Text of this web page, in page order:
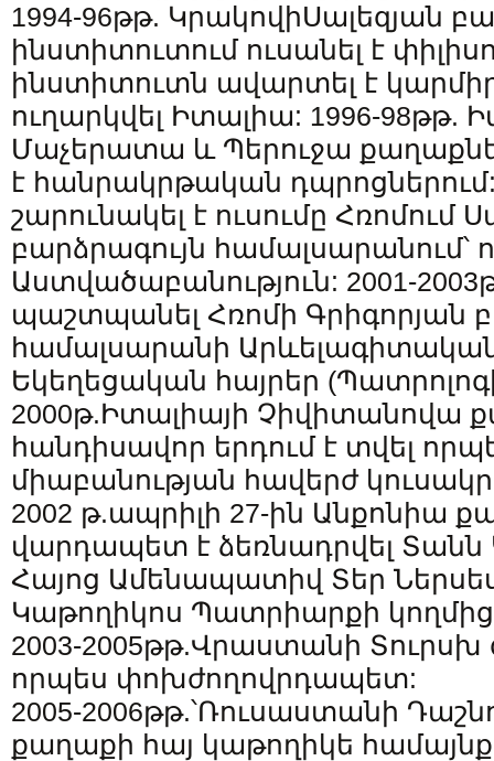
1994-96թթ. ԿրակովիՍալեզյան
ինստիտուտում ուսանել է
ինստիտուտն ավարտել է
ուղարկվել Իտալիա: 1996-98թթ.
Մաչերատա և Պերուջա
է հանրակրթական դպրոցներում:
շարունակել է ուսումը Հռոմում
բարձրագույն համալսարանում՝
Աստվածաբանություն: 2001-
պաշտպանել Հռոմի Գրիգորյան
համալսարանի Արևելագիտական
Եկեղեցական հայրեր
2000թ.Իտալիայի Չիվիտանովա
հանդիսավոր երդում է տվել
միաբանության հավերժ
2002 թ.ապրիլի 27-ին Անքոնիա
վարդապետ է ձեռնադրվել Տանն
Հայոց Ամենապատիվ Տեր
Կաթողիկոս Պատրիարքի
2003-2005թթ.Վրաստանի Տուրսխ
որպես փոխժողովրդապետ:
2005-2006թթ.՝Ռուսաստանի
քաղաքի հայ կաթողիկե